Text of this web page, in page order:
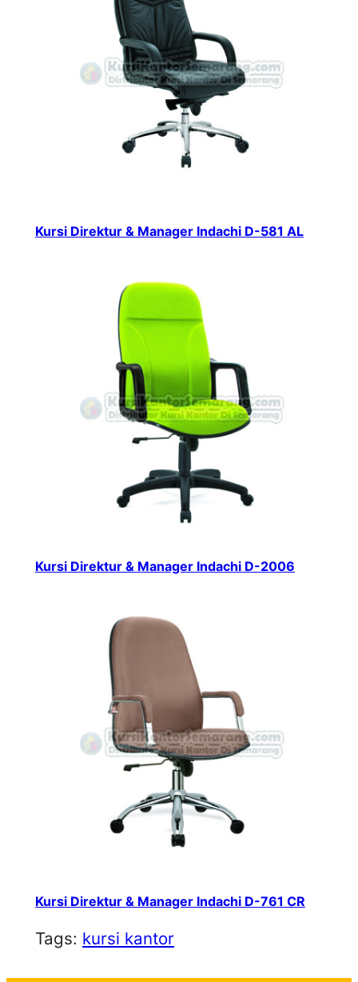
Kursi Direktur & Manager Indachi D-581 AL
Kursi Direktur & Manager Indachi D-2006
Kursi Direktur & Manager Indachi D-761 CR
Tags: kursi kantor